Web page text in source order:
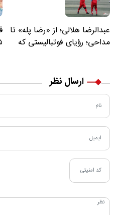
عبدالرضا هلالی؛ از «رضا پله» تا
مداحی؛ رؤیای فوتبالیستی که
ارسال نظر